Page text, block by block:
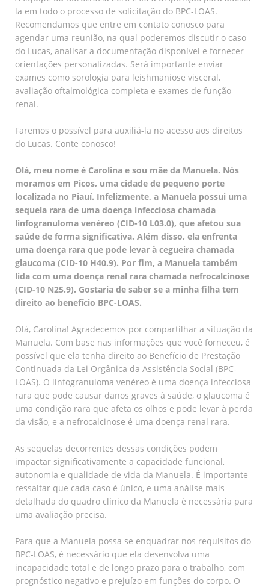
la em todo o processo de solicitação do BPC-LOAS.
Recomendamos que entre em contato conosco para
agendar uma reunião, na qual poderemos discutir o caso
do Lucas, analisar a documentação disponível e fornecer
orientações personalizadas. Será importante enviar
exames como sorologia para leishmaniose visceral,
avaliação oftalmológica completa e exames de função
renal.
Faremos o possível para auxiliá-la no acesso aos direitos
do Lucas. Conte conosco!
Olá, meu nome é Carolina e sou mãe da Manuela. Nós
moramos em Picos, uma cidade de pequeno porte
localizada no Piauí. Infelizmente, a Manuela possui uma
sequela rara de uma doença infecciosa chamada
linfogranuloma venéreo (CID-10 L03.0), que afetou sua
saúde de forma significativa. Além disso, ela enfrenta
uma doença rara que pode levar à cegueira chamada
glaucoma (CID-10 H40.9). Por fim, a Manuela também
lida com uma doença renal rara chamada nefrocalcinose
(CID-10 N25.9). Gostaria de saber se a minha filha tem
direito ao benefício BPC-LOAS.
Olá, Carolina! Agradecemos por compartilhar a situação da
Manuela. Com base nas informações que você forneceu, é
possível que ela tenha direito ao Benefício de Prestação
Continuada da Lei Orgânica da Assistência Social (BPC-
LOAS). O linfogranuloma venéreo é uma doença infecciosa
rara que pode causar danos graves à saúde, o glaucoma é
uma condição rara que afeta os olhos e pode levar à perda
da visão, e a nefrocalcinose é uma doença renal rara.
As sequelas decorrentes dessas condições podem
impactar significativamente a capacidade funcional,
autonomia e qualidade de vida da Manuela. É importante
ressaltar que cada caso é único, e uma análise mais
detalhada do quadro clínico da Manuela é necessária para
uma avaliação precisa.
Para que a Manuela possa se enquadrar nos requisitos do
BPC-LOAS, é necessário que ela desenvolva uma
incapacidade total e de longo prazo para o trabalho, com
prognóstico negativo e prejuízo em funções do corpo. O